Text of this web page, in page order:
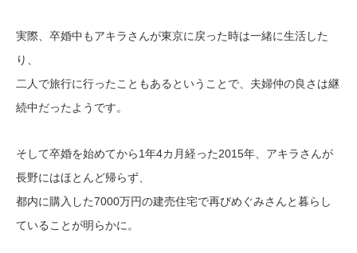
実際、卒婚中もアキラさんが東京に戻った時は一緒に生活した
り、
二人で旅行に行ったこともあるということで、夫婦仲の良さは継
続中だったようです。
そして卒婚を始めてから1年4カ月経った2015年、アキラさんが
長野にはほとんど帰らず、
都内に購入した7000万円の建売住宅で再びめぐみさんと暮らし
ていることが明らかに。